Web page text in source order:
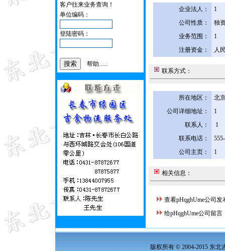
客户往来业务查询！
单位编码：
登陆密码：
帮助......
企业法人：
1
公司性质：
独
业务范围：
1
注册资金：
人
联系方式：
所在地区：
北
公司详细地址：
1
联系人：
1
联系电话：
公司主页：
1
相关信息：
查看pHqghUme公司发
给pHqghUme公司留言
版权所有 © 2004-2015 东北